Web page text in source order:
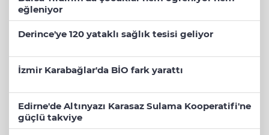
eğleniyor
Derince'ye 120 yataklı sağlık tesisi geliyor
İzmir Karabağlar'da BİO fark yarattı
Edirne'de Altınyazı Karasaz Sulama Kooperatifi'ne
güçlü takviye